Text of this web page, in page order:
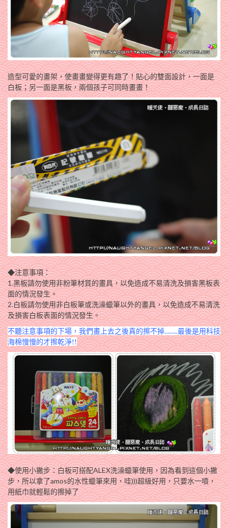
造型可愛的畫架，使畫畫變得更有趣了！貼心的雙面設計，一面是
白板；另一面是黑板，兩個孩子可同時畫畫！
◆注意事項：
1.黑板請勿使用非粉筆材質的畫具，以免造成不易清洗及損害黑板表
面的情況發生。
2.白板請勿使用非白板筆或洗澡蠟筆以外的畫具，以免造成不易清洗
及損害白板表面的情況發生。
不聽注意事項的下場，我們畫上去之後真的擦不掉……..最後是用科技
海棉慢慢的才擦乾淨!!
◆使用小撇步：白板可搭配ALEX洗澡蠟筆使用，因為看到這個小撇
步，所以拿了amos的水性蠟筆來用，哇)))超級好用，只要水一噴，
用紙巾就輕鬆的擦掉了